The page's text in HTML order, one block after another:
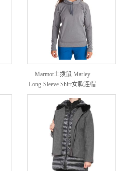
Marmot土拨鼠 Marley
Long-Sleeve Shirt女款连帽
衫卫衣